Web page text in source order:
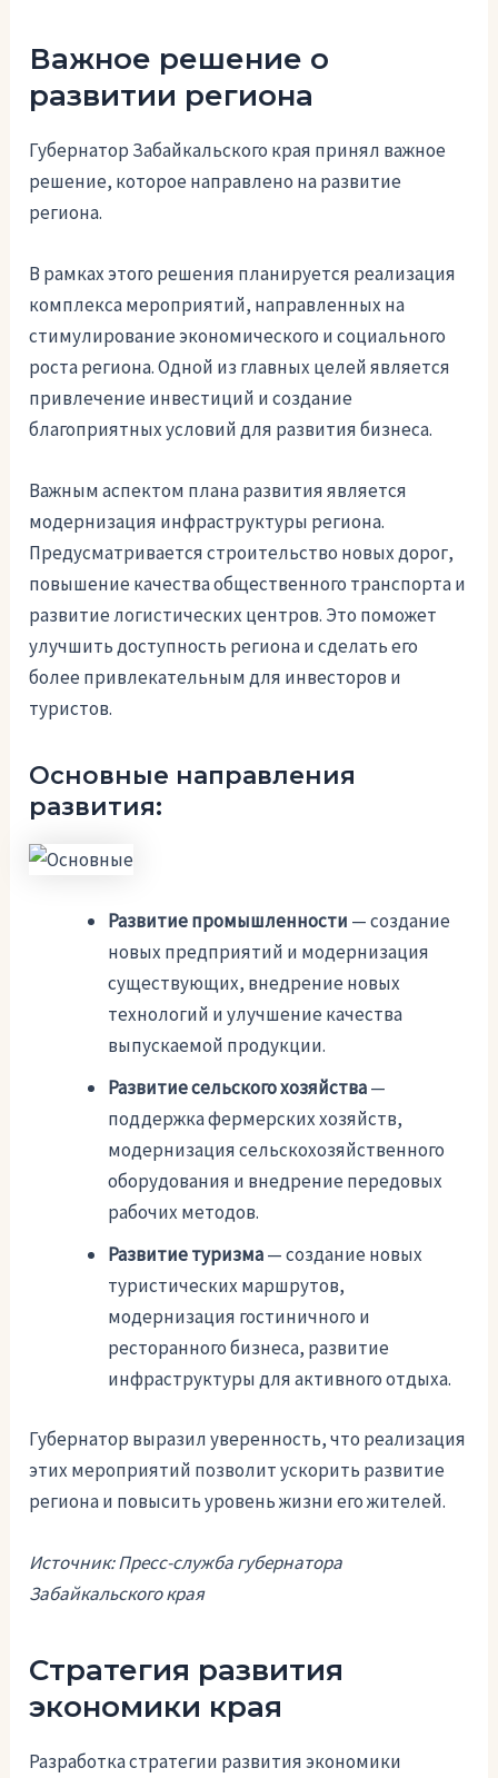
Важное решение о
развитии региона
Губернатор Забайкальского края принял важное
решение, которое направлено на развитие
региона.
В рамках этого решения планируется реализация
комплекса мероприятий, направленных на
стимулирование экономического и социального
роста региона. Одной из главных целей является
привлечение инвестиций и создание
благоприятных условий для развития бизнеса.
Важным аспектом плана развития является
модернизация инфраструктуры региона.
Предусматривается строительство новых дорог,
повышение качества общественного транспорта и
развитие логистических центров. Это поможет
улучшить доступность региона и сделать его
более привлекательным для инвесторов и
туристов.
Основные направления
развития:
Развитие промышленности — создание
новых предприятий и модернизация
существующих, внедрение новых
технологий и улучшение качества
выпускаемой продукции.
Развитие сельского хозяйства—
поддержка фермерских хозяйств,
модернизация сельскохозяйственного
оборудования и внедрение передовых
рабочих методов.
Развитие туризма— создание новых
туристических маршрутов,
модернизация гостиничного и
ресторанного бизнеса, развитие
инфраструктуры для активного отдыха.
Губернатор выразил уверенность, что реализация
этих мероприятий позволит ускорить развитие
региона и повысить уровень жизни его жителей.
Источник: Пресс-служба губернатора
Забайкальского края
Стратегия развития
экономики края
Разработка стратегии развития экономики